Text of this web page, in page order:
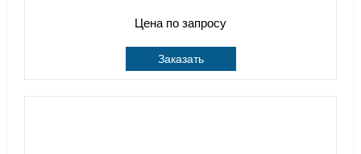
Цена по запросу
Заказать